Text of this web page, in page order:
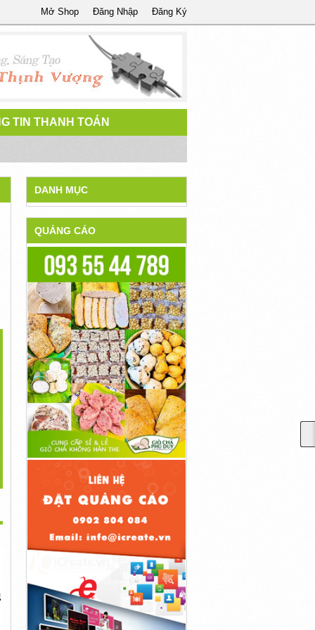
Đăng Ký
Đăng Nhập
Mở Shop
TIN THANH TOÁN
call) 0983480878
Cung Cấp Máy...
(Zalo/call) 0983480878
Cung Cấp Máy...
10,000đ
>
DANH MỤC
QUẢNG CÁO